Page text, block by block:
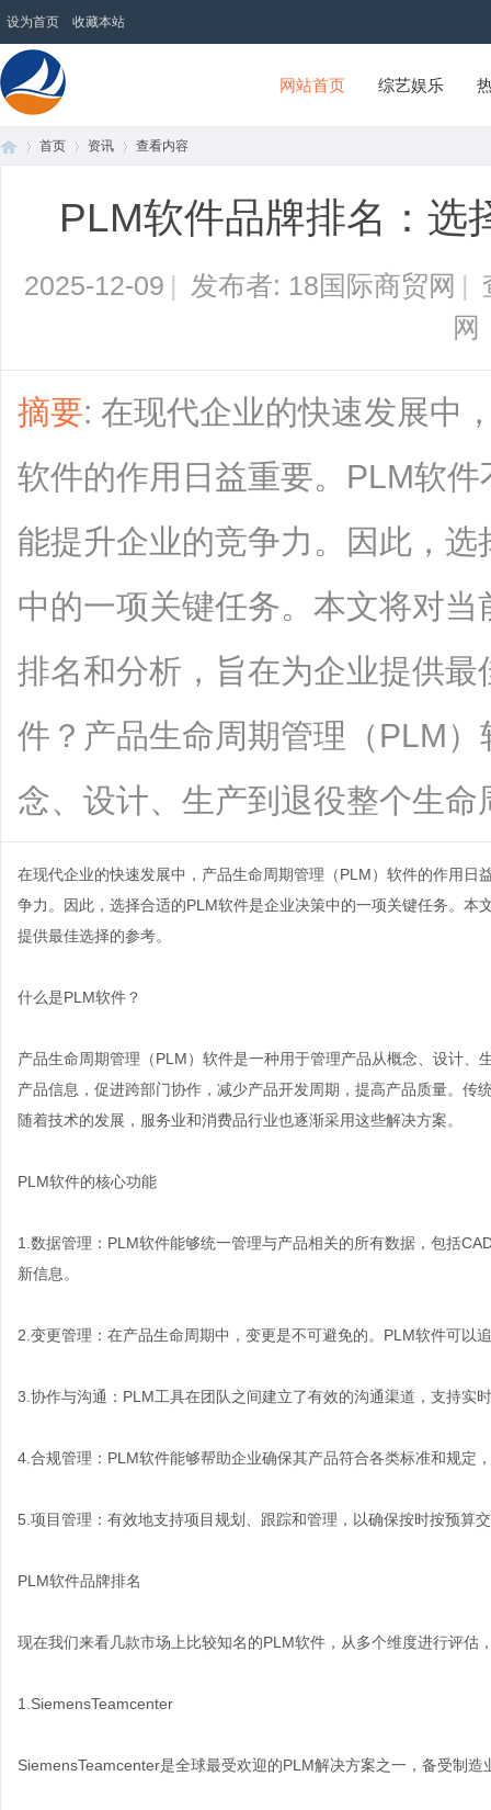
设为首页 收藏本站
18国际商贸网
网站首页 综艺娱乐
首页 资讯 查看内容
PLM软件品牌排名：选
2025-12-09 | 发布者: 18国际商贸网 |
网
摘要: 在现代企业的快速发展中
软件的作用日益重要。PLM软
能提升企业的竞争力。因此，
中的一项关键任务。本文将对
排名和分析，旨在为企业提供
件？产品生命周期管理（PLM
念、设计、生产到退役整个生命
在现代企业的快速发展中，产品生命周期管理（PLM）软件的作用
争力。因此，选择合适的PLM软件是企业决策中的一项关键任务。本
提供最佳选择的参考。
什么是PLM软件？
产品生命周期管理（PLM）软件是一种用于管理产品从概念、设计
产品信息，促进跨部门协作，减少产品开发周期，提高产品质量。
随着技术的发展，服务业和消费品行业也逐渐采用这些解决方案。
PLM软件的核心功能
1.数据管理：PLM软件能够统一管理与产品相关的所有数据，包括
新信息。
2.变更管理：在产品生命周期中，变更是不可避免的。PLM软件可以
3.协作与沟通：PLM工具在团队之间建立了有效的沟通渠道，支持实
4.合规管理：PLM软件能够帮助企业确保其产品符合各类标准和规定
5.项目管理：有效地支持项目规划、跟踪和管理，以确保按时按预算
PLM软件品牌排名
现在我们来看几款市场上比较知名的PLM软件，从多个维度进行评估
1.SiemensTeamcenter
SiemensTeamcenter是全球最受欢迎的PLM解决方案之一，备受制造